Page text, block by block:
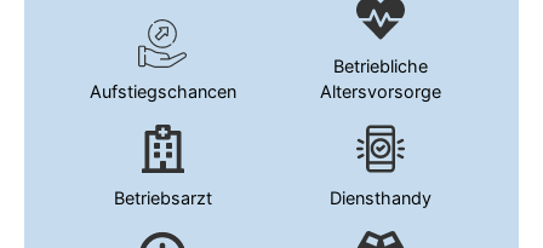
Aufstiegschancen
Betriebliche
Altersvorsorge
Betriebsarzt Diensthandy